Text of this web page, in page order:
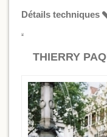
Détails techniques
THIERRY